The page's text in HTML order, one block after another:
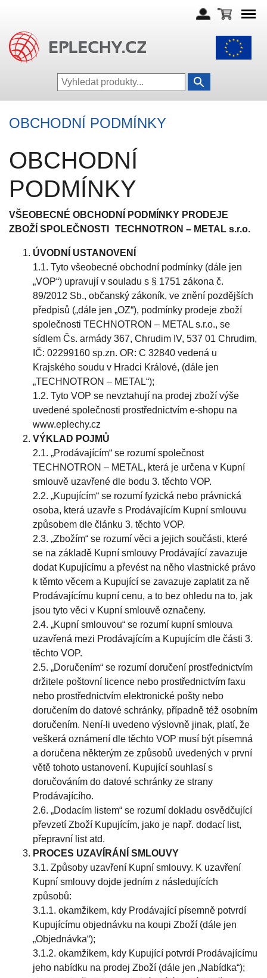
OBCHODNÍ PODMÍNKY
OBCHODNÍ
PODMÍNKY
VŠEOBECNÉ OBCHODNÍ PODMÍNKY PRODEJE
ZBOŽÍ SPOLEČNOSTI TECHNOTRON – METAL s.r.o.
ÚVODNÍ USTANOVENÍ
1.1. Tyto všeobecné obchodní podmínky (dále jen
„VOP“) upravují v souladu s § 1751 zákona č.
89/2012 Sb., občanský zákoník, ve znění pozdějších
předpisů („dále jen „OZ“), podmínky prodeje zboží
společnosti TECHNOTRON – METAL s.r.o., se
sídlem Čs. armády 367, Chrudim IV, 537 01 Chrudim,
IČ: 02299160 sp.zn. OR: C 32840 vedená u
Krajského soudu v Hradci Králové, (dále jen
„TECHNOTRON – METAL“);
1.2. Tyto VOP se nevztahují na prodej zboží výše
uvedené společnosti prostřednictvím e-shopu na
www.eplechy.cz
VÝKLAD POJMŮ
2.1. „Prodávajícím“ se rozumí společnost
TECHNOTRON – METAL, která je určena v Kupní
smlouvě uzavřené dle bodu 3. těchto VOP.
2.2. „Kupujícím“ se rozumí fyzická nebo právnická
osoba, která uzavře s Prodávajícím Kupní smlouvu
způsobem dle článku 3. těchto VOP.
2.3. „Zbožím“ se rozumí věci a jejich součásti, které
se na základě Kupní smlouvy Prodávající zavazuje
dodat Kupujícímu a převést na něho vlastnické právo
k těmto věcem a Kupující se zavazuje zaplatit za ně
Prodávajícímu kupní cenu, a to bez ohledu na to, jak
jsou tyto věci v Kupní smlouvě označeny.
2.4. „Kupní smlouvou“ se rozumí kupní smlouva
uzavřená mezi Prodávajícím a Kupujícím dle části 3.
těchto VOP.
2.5. „Doručením“ se rozumí doručení prostřednictvím
držitele poštovní licence nebo prostřednictvím faxu
nebo prostřednictvím elektronické pošty nebo
doručením do datové schránky, případně též osobním
doručením. Není-li uvedeno výslovně jinak, platí, že
veškerá oznámení dle těchto VOP musí být písemná
a doručena některým ze způsobů uvedených v první
větě tohoto ustanovení. Kupující souhlasí s
doručováním do datové schránky ze strany
Prodávajícího.
2.6. „Dodacím listem“ se rozumí dokladu osvědčující
převzetí Zboží Kupujícím, jako je např. dodací list,
přepravní list atd.
PROCES UZAVÍRÁNÍ SMLOUVY
3.1. Způsoby uzavření Kupní smlouvy. K uzavření
Kupní smlouvy dojde jedním z následujících
způsobů:
3.1.1. okamžikem, kdy Prodávající písemně potvrdí
Kupujícímu objednávku na koupi Zboží (dále jen
„Objednávka“);
3.1.2. okamžikem, kdy Kupující potvrdí Prodávajícímu
jeho nabídku na prodej Zboží (dále jen „Nabídka“);